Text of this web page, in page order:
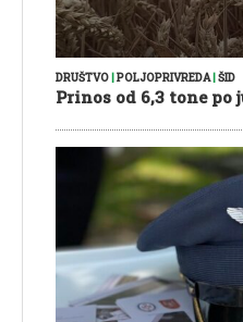
DRUŠTVO POLJOPRIVREDA| ŠID
Prinos od 6,3 tone po